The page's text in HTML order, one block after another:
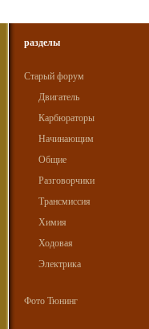
разделы
Старый форум
Двигатель
Карбюраторы
Начинающим
Общие
Разговорчики
Трансмиссия
Химия
Ходовая
Электрика
Фото Тюнинг